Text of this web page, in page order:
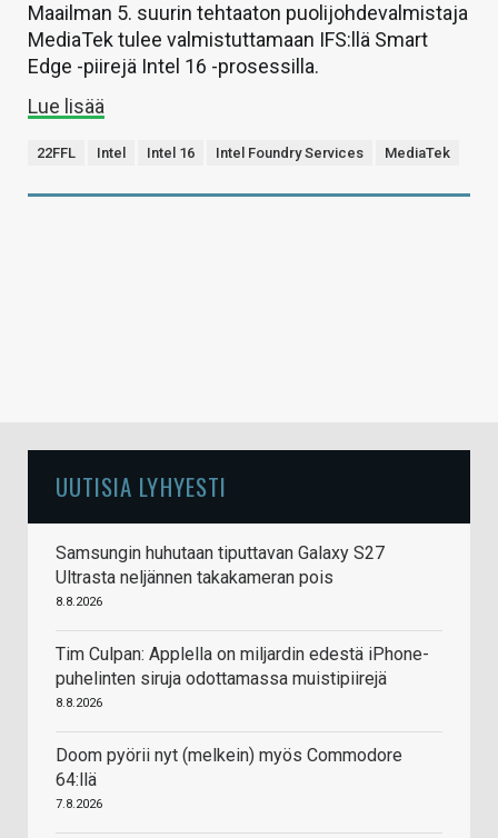
Maailman 5. suurin tehtaaton puolijohdevalmistaja
MediaTek tulee valmistuttamaan IFS:llä Smart
Edge -piirejä Intel 16 -prosessilla.
Lue lisää
22FFL Intel Intel 16 Intel Foundry Services MediaTek
UUTISIA LYHYESTI
Samsungin huhutaan tiputtavan Galaxy S27
Ultrasta neljännen takakameran pois
8.8.2026
Tim Culpan: Applella on miljardin edestä iPhone-
puhelinten siruja odottamassa muistipiirejä
8.8.2026
Doom pyörii nyt (melkein) myös Commodore
64:llä
7.8.2026